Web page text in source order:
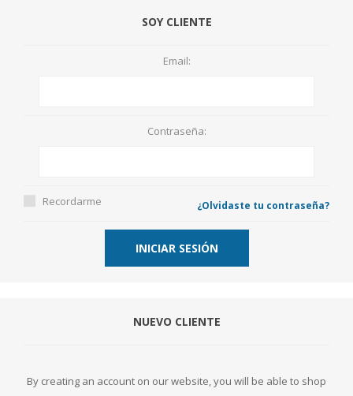
SOY CLIENTE
Email:
Contraseña:
Recordarme ¿Olvidaste tu contraseña?
NUEVO CLIENTE
By creating an account on our website, you will be able to shop